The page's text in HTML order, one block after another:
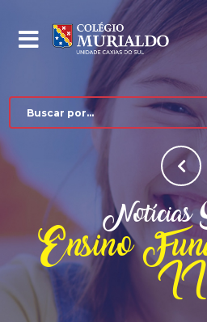
COLÉGIO MURIALDO
Notícias
Ensino II